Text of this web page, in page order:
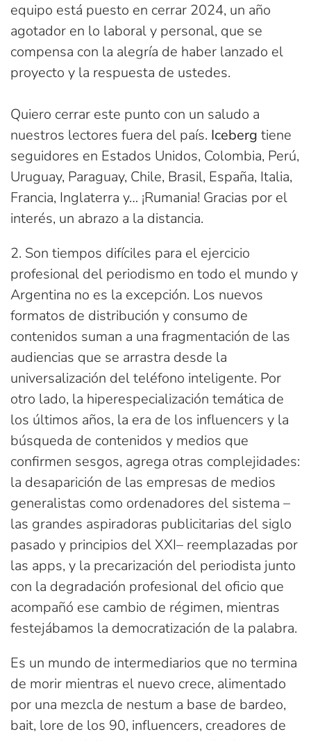
equipo está puesto en cerrar 2024, un año
agotador en lo laboral y personal, que se
compensa con la alegría de haber lanzado el
proyecto y la respuesta de ustedes.
Quiero cerrar este punto con un saludo a
nuestros lectores fuera del país. Iceberg tiene
seguidores en Estados Unidos, Colombia, Perú,
Uruguay, Paraguay, Chile, Brasil, España, Italia,
Francia, Inglaterra y… ¡Rumania! Gracias por el
interés, un abrazo a la distancia.
2. Son tiempos difíciles para el ejercicio
profesional del periodismo en todo el mundo y
Argentina no es la excepción. Los nuevos
formatos de distribución y consumo de
contenidos suman a una fragmentación de las
audiencias que se arrastra desde la
universalización del teléfono inteligente. Por
otro lado, la hiperespecialización temática de
los últimos años, la era de los influencers y la
búsqueda de contenidos y medios que
confirmen sesgos, agrega otras complejidades:
la desaparición de las empresas de medios
generalistas como ordenadores del sistema –
las grandes aspiradoras publicitarias del siglo
pasado y principios del XXI– reemplazadas por
las apps, y la precarización del periodista junto
con la degradación profesional del oficio que
acompañó ese cambio de régimen, mientras
festejábamos la democratización de la palabra.
Es un mundo de intermediarios que no termina
de morir mientras el nuevo crece, alimentado
por una mezcla de nestum a base de bardeo,
bait, lore de los 90, influencers, creadores de